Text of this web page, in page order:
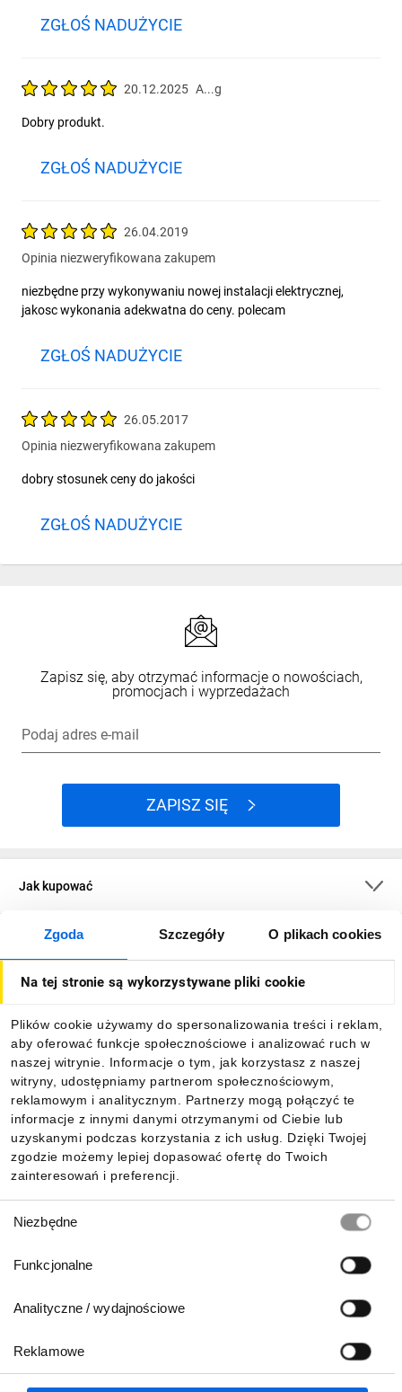
Zgoda Szczegóły O plikach cookies
Na tej stronie są wykorzystywane pliki cookie
Plików cookie używamy do spersonalizowania treści i reklam,
aby oferować funkcje społecznościowe i analizować ruch w
naszej witrynie. Informacje o tym, jak korzystasz z naszej
witryny, udostępniamy partnerom społecznościowym,
reklamowym i analitycznym. Partnerzy mogą połączyć te
informacje z innymi danymi otrzymanymi od Ciebie lub
uzyskanymi podczas korzystania z ich usług. Dzięki Twojej
zgodzie możemy lepiej dopasować ofertę do Twoich
zainteresowań i preferencji.
zgody
Niezbędne
Funkcjonalne
Analityczne / wydajnościowe
Reklamowe
ZGŁOŚ NADUŻYCIE
20.12.2025 A...g
Dobry produkt.
ZGŁOŚ NADUŻYCIE
26.04.2019
Opinia niezweryfikowana zakupem
niezbędne przy wykonywaniu nowej instalacji elektrycznej,
jakosc wykonania adekwatna do ceny. polecam
ZGŁOŚ NADUŻYCIE
26.05.2017
Opinia niezweryfikowana zakupem
dobry stosunek ceny do jakości
ZGŁOŚ NADUŻYCIE
Zapisz się, aby otrzymać informacje o nowościach,
promocjach i wyprzedażach
Podaj adres e-mail
ZAPISZ SIĘ
Jak kupować
O firmie
Informacje
Pobierz naszą aplikację mobilną:
801 500 700 lub 71 37 61 600